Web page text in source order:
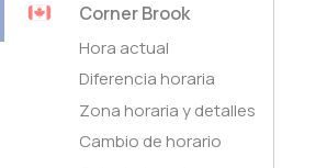
Corner Brook
Hora actual
Diferencia horaria
Zona horaria y detalles
Cambio de horario